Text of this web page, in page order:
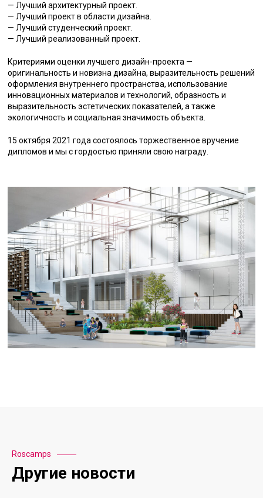
— Лучший архитектурный проект.
— Лучший проект в области дизайна.
— Лучший студенческий проект.
— Лучший реализованный проект.
Критериями оценки лучшего дизайн-проекта —
оригинальность и новизна дизайна, выразительность решений
оформления внутреннего пространства, использование
инновационных материалов и технологий, образность и
выразительность эстетических показателей, а также
экологичность и социальная значимость объекта.
15 октября 2021 года состоялось торжественное вручение
дипломов и мы с гордостью приняли свою награду.
Roscamps
Другие новости